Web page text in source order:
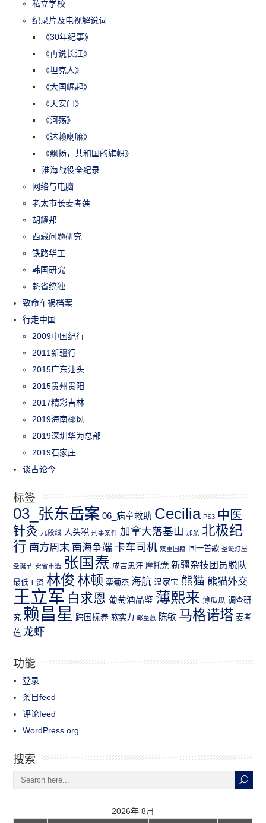
私立学校
纪录片及电视解说词
《30年纪事》
《再说长江》
《坦克人》
《大国崛起》
《天安门》
《河殇》
《达赖喇嘛》
《飘扬，共和国的旗帜》
淮海战役全纪录
网络与电脑
老太市长麦考莲
胡耀邦
西藏问题研究
铁路华工
韩国研究
魁省统独
致命车祸档案
行走中国
2009中国纪行
2011新疆行
2015广东汕头
2015贵州贵阳
2017精彩吉林
2019海南椰风
2019深圳华为总部
2019石家庄
谈古论今
标签
03_张东岳案 06_病童救助 Cecilia PS3 中医
针灸 九段线 人头税 刑事案件 加拿大落基山 加航 北极纪
行 南方周末 南海争端 卡车司机 双重国籍 同一首歌 圣诞灯屋
圣诞节 安省市选 张国焘 成吉思汗 摩托党 新疆杂技团员脱队
最低工资 林俊 林顿 栾菊杰 海航 温家宝 熊猫 熊猫外交
王立军 白求恩 葡萄酒品鉴 薄熙来 薄瓜瓜 调查研
究 赖昌星 跨国抚养 软实力 邹至蕙 陈敏 马格诺塔 麦考
莲 龙虾
功能
登录
条目feed
评论feed
WordPress.org
搜索
2026年 8月